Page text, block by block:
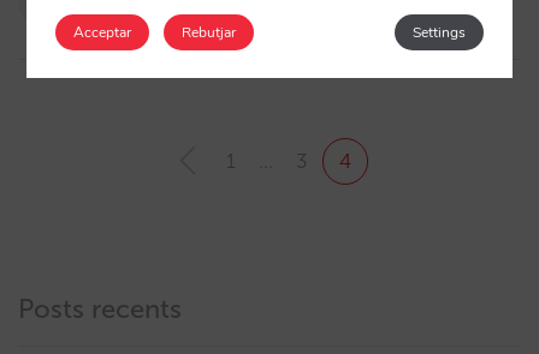
27/10/2016
1 3 4
Posts recents
Acceptar Settings
Rebutjar